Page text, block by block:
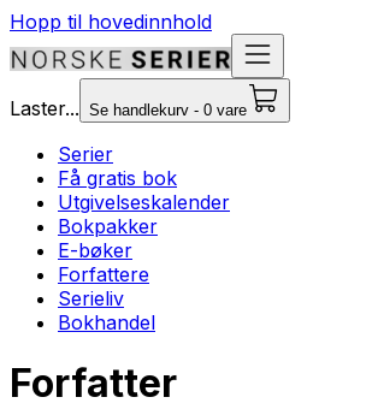
Hopp til hovedinnhold
Laster... Se handlekurv - 0 vare
Serier
Få gratis bok
Utgivelseskalender
Bokpakker
E-bøker
Forfattere
Serieliv
Bokhandel
Forfatter